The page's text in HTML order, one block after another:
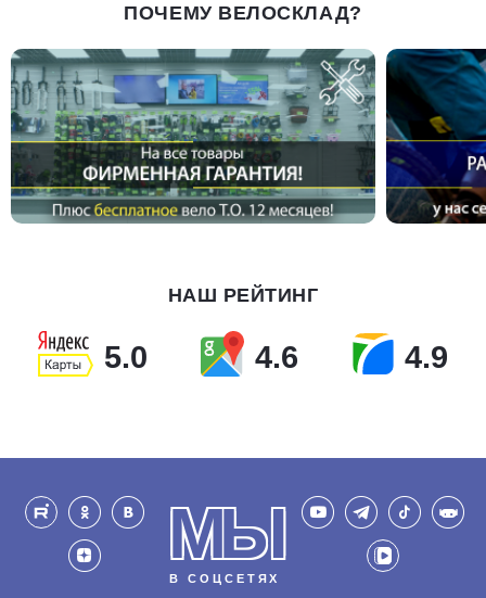
ПОЧЕМУ ВЕЛОСКЛАД?
НАШ РЕЙТИНГ
5.0 4.6 4.9
МЫ
В СОЦСЕТЯХ